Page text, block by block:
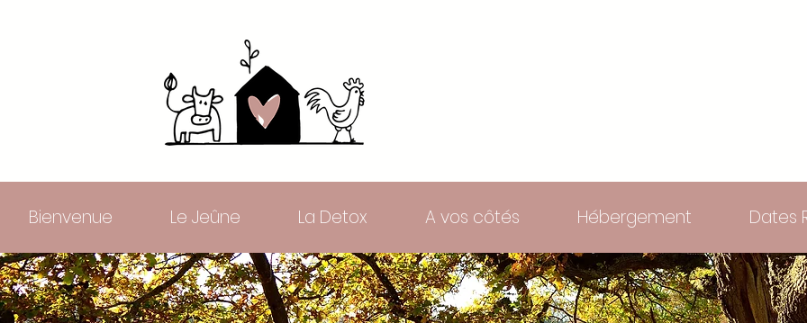
Bienvenue Le Jeûne La Detox A vos côtés Hébergement Dates